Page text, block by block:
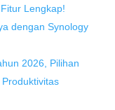
Lengkap!
dengan Synology
2026, Pilihan